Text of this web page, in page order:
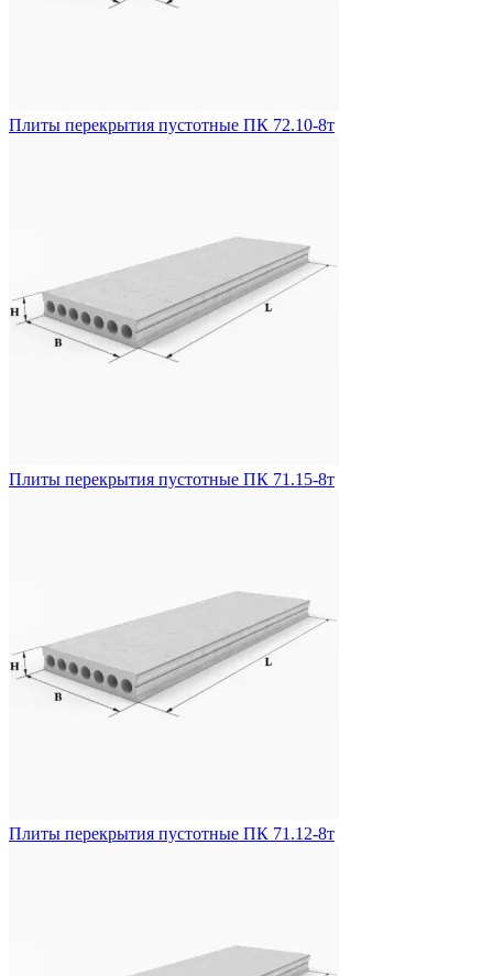
Плиты перекрытия пустотные ПК 72.10-8т
Плиты перекрытия пустотные ПК 71.15-8т
Плиты перекрытия пустотные ПК 71.12-8т